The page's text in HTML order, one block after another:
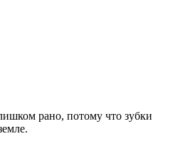
рано, потому что зубки